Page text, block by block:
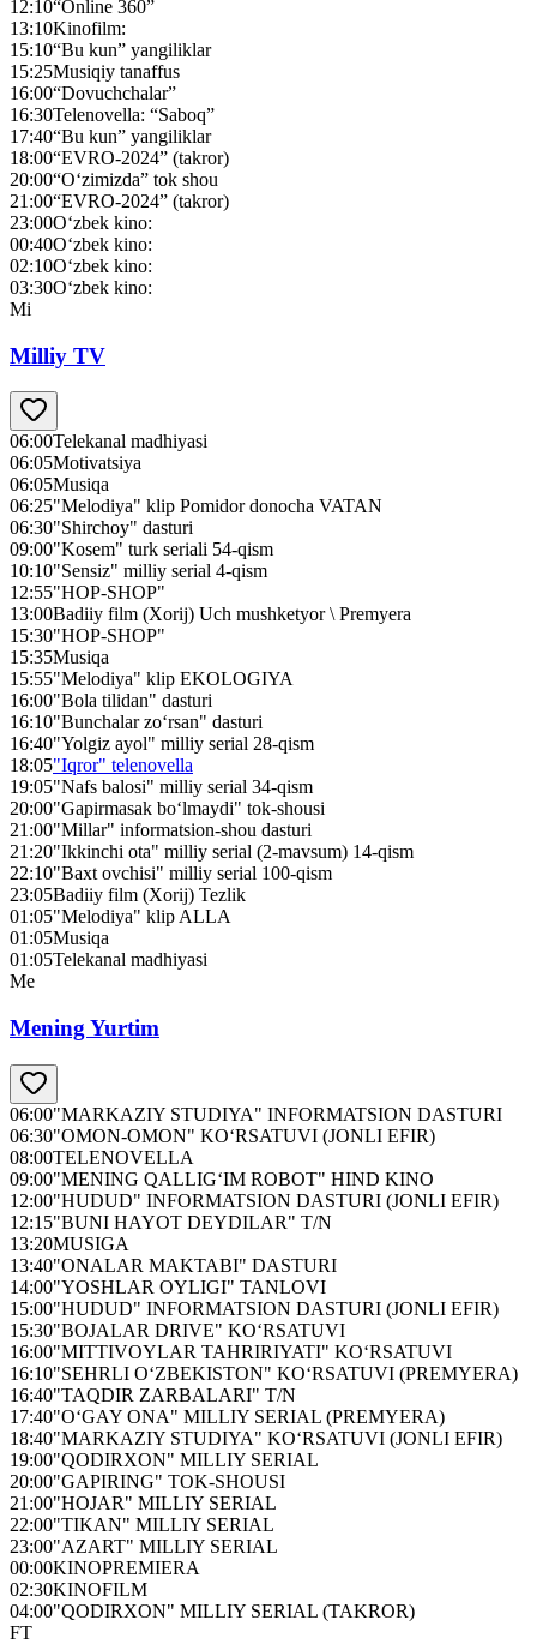
12:10“Online 360”
13:10Kinofilm:
15:10“Bu kun” yangiliklar
15:25Musiqiy tanaffus
16:00“Dovuchchalar”
16:30Telenovella: “Saboq”
17:40“Bu kun” yangiliklar
18:00“EVRO-2024” (takror)
20:00“O‘zimizda” tok shou
21:00“EVRO-2024” (takror)
23:00O‘zbek kino:
00:40O‘zbek kino:
02:10O‘zbek kino:
03:30O‘zbek kino:
Mi
Milliy TV
06:00Telekanal madhiyasi
06:05Motivatsiya
06:05Musiqa
06:25"Melodiya" klip Pomidor donocha VATAN
06:30"Shirchoy" dasturi
09:00"Kosem" turk seriali 54-qism
10:10"Sensiz" milliy serial 4-qism
12:55"HOP-SHOP"
13:00Badiiy film (Xorij) Uch mushketyor \ Premyera
15:30"HOP-SHOP"
15:35Musiqa
15:55"Melodiya" klip EKOLOGIYA
16:00"Bola tilidan" dasturi
16:10"Bunchalar zo‘rsan" dasturi
16:40"Yolgiz ayol" milliy serial 28-qism
18:05"Iqror" telenovella
19:05"Nafs balosi" milliy serial 34-qism
20:00"Gapirmasak bo‘lmaydi" tok-shousi
21:00"Millar" informatsion-shou dasturi
21:20"Ikkinchi ota" milliy serial (2-mavsum) 14-qism
22:10"Baxt ovchisi" milliy serial 100-qism
23:05Badiiy film (Xorij) Tezlik
01:05"Melodiya" klip ALLA
01:05Musiqa
01:05Telekanal madhiyasi
Me
Mening Yurtim
06:00"MARKAZIY STUDIYA" INFORMATSION DASTURI
06:30"OMON-OMON" KO‘RSATUVI (JONLI EFIR)
08:00TELENOVELLA
09:00"MENING QALLIG‘IM ROBOT" HIND KINO
12:00"HUDUD" INFORMATSION DASTURI (JONLI EFIR)
12:15"BUNI HAYOT DEYDILAR" T/N
13:20MUSIGA
13:40"ONALAR MAKTABI" DASTURI
14:00"YOSHLAR OYLIGI" TANLOVI
15:00"HUDUD" INFORMATSION DASTURI (JONLI EFIR)
15:30"BOJALAR DRIVE" KO‘RSATUVI
16:00"MITTIVOYLAR TAHRIRIYATI" KO‘RSATUVI
16:10"SEHRLI O‘ZBEKISTON" KO‘RSATUVI (PREMYERA)
16:40"TAQDIR ZARBALARI" T/N
17:40"O‘GAY ONA" MILLIY SERIAL (PREMYERA)
18:40"MARKAZIY STUDIYA" KO‘RSATUVI (JONLI EFIR)
19:00"QODIRXON" MILLIY SERIAL
20:00"GAPIRING" TOK-SHOUSI
21:00"HOJAR" MILLIY SERIAL
22:00"TIKAN" MILLIY SERIAL
23:00"AZART" MILLIY SERIAL
00:00KINOPREMIERA
02:30KINOFILM
04:00"QODIRXON" MILLIY SERIAL (TAKROR)
FT